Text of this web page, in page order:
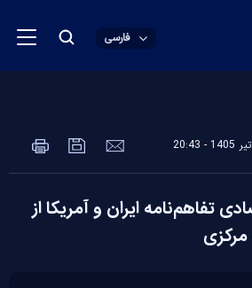
فارسی
تفاهم‌نامه ایران و آمریکا از